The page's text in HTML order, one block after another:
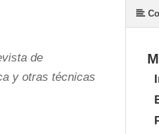
de
y otras técnicas